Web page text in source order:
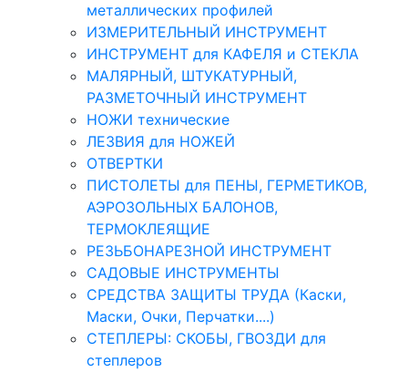
металлических профилей
ИЗМЕРИТЕЛЬНЫЙ ИНСТРУМЕНТ
ИНСТРУМЕНТ для КАФЕЛЯ и СТЕКЛА
МАЛЯРНЫЙ, ШТУКАТУРНЫЙ,
РАЗМЕТОЧНЫЙ ИНСТРУМЕНТ
НОЖИ технические
ЛЕЗВИЯ для НОЖЕЙ
ОТВЕРТКИ
ПИСТОЛЕТЫ для ПЕНЫ, ГЕРМЕТИКОВ,
АЭРОЗОЛЬНЫХ БАЛОНОВ,
ТЕРМОКЛЕЯЩИЕ
РЕЗЬБОНАРЕЗНОЙ ИНСТРУМЕНТ
САДОВЫЕ ИНСТРУМЕНТЫ
СРЕДСТВА ЗАЩИТЫ ТРУДА (Каски,
Маски, Очки, Перчатки....)
СТЕПЛЕРЫ: СКОБЫ, ГВОЗДИ для
степлеров